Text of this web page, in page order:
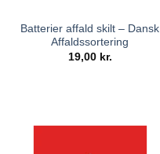
Batterier affald skilt – Dansk
Affaldssortering
19,00 kr.